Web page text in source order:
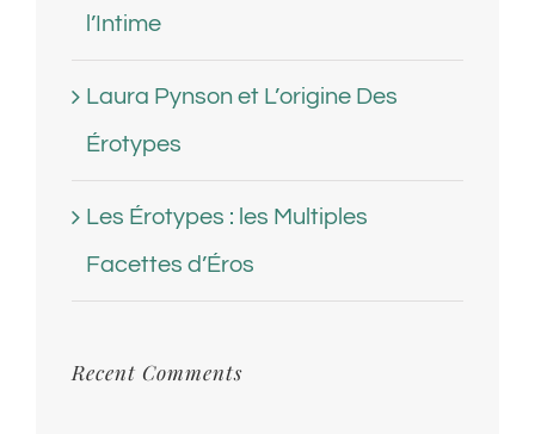
l’Intime
Laura Pynson et L’origine Des
Érotypes
Les Érotypes : les Multiples
Facettes d’Éros
Recent Comments